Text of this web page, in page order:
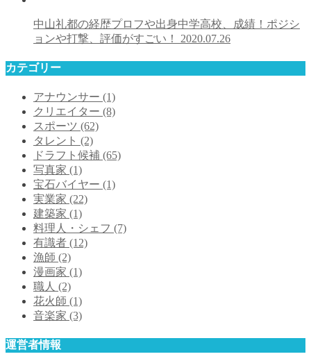
中山礼都の経歴プロフや出身中学高校、成績！ポジシ
ョンや打撃、評価がすごい！ 2020.07.26
カテゴリー
アナウンサー (1)
クリエイター (8)
スポーツ (62)
タレント (2)
ドラフト候補 (65)
写真家 (1)
宝石バイヤー (1)
実業家 (22)
建築家 (1)
料理人・シェフ (7)
有識者 (12)
漁師 (2)
漫画家 (1)
職人 (2)
花火師 (1)
音楽家 (3)
運営者情報